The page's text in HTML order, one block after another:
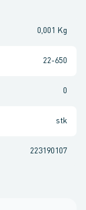
0,001 Kg
22-650
0
stk
223190107